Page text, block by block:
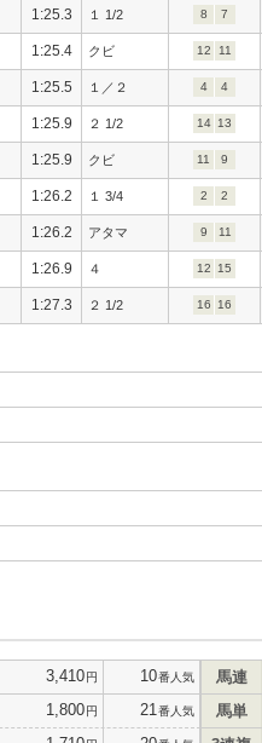
1:25.3 １ 1/2 8 7
1:25.4 クビ 12 11
1:25.5 １／２ 4 4
1:25.9 ２ 1/2 14 13
1:25.9 クビ 11 9
1:26.2 １ 3/4 2 2
1:26.2 アタマ 9 11
1:26.9 ４ 12 15
1:27.3 ２ 1/2 16 16
3,410円 10番人気
1,800円 21 番人気
馬連
馬単